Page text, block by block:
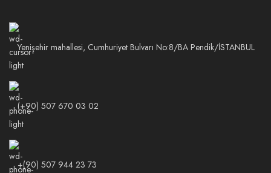
Yenişehir mahallesi, Cumhuriyet Bulvarı No:8/BA Pendik/İSTANBUL
(+90) 507 670 03 02
+(90) 507 944 23 73